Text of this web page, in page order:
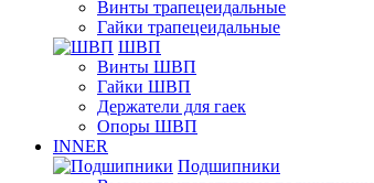
Винты трапецеидальные
Гайки трапецеидальные
ШВП
Винты ШВП
Гайки ШВП
Держатели для гаек
Опоры ШВП
INNER
Подшипники